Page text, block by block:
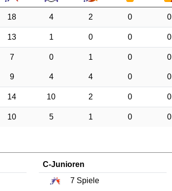
18 4 2 0 0
13 1 0 0 0
7 0 1 0 0
9 4 4 0 0
14 10 2 0 0
10 5 1 0 0
C-Junioren
7Spiele